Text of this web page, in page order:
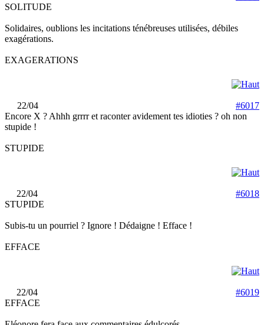
SOLITUDE
Solidaires, oublions les incitations ténébreuses utilisées, débiles
exagérations.
EXAGERATIONS
22/04
#6017
Encore X ? Ahhh grrrr et raconter avidement tes idioties ? oh non
stupide !
STUPIDE
22/04
#6018
STUPIDE
Subis-tu un pourriel ? Ignore ! Dédaigne ! Efface !
EFFACE
22/04
#6019
EFFACE